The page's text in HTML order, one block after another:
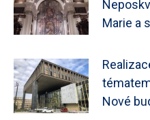
Marie a
Nové